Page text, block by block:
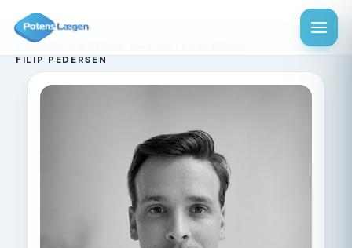
FORSIDE
FILIP PEDERSEN